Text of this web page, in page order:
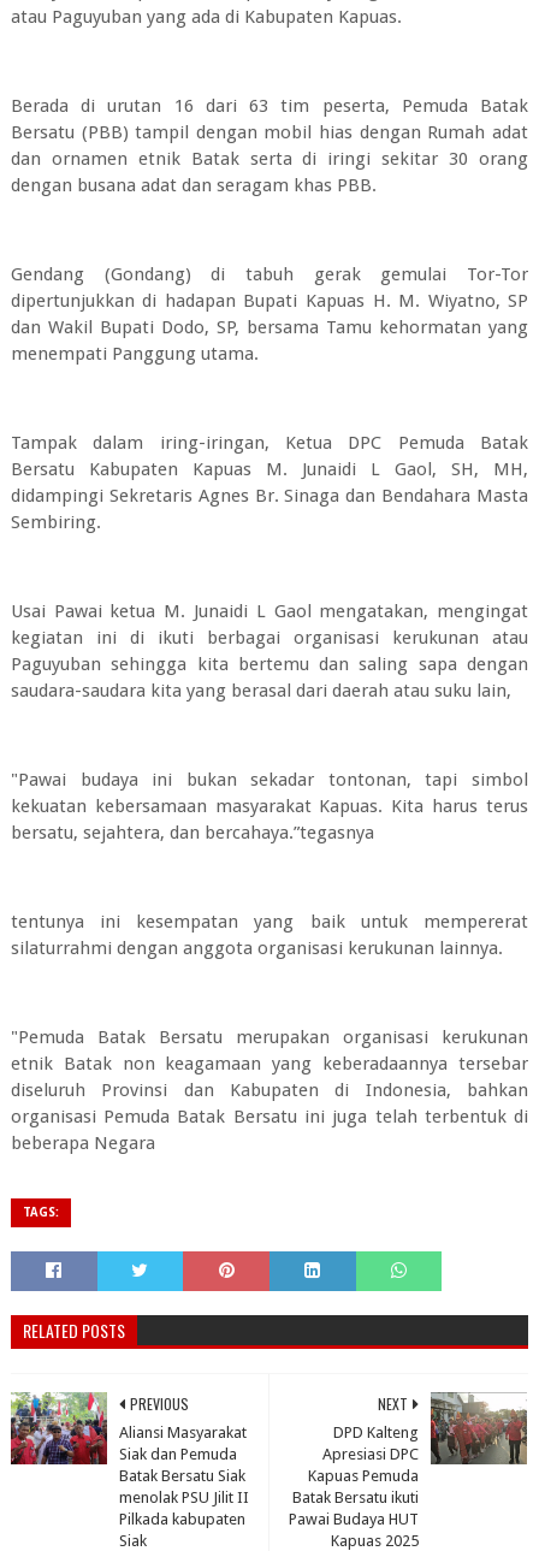
atau Paguyuban yang ada di Kabupaten Kapuas.
Berada di urutan 16 dari 63 tim peserta, Pemuda Batak
Bersatu (PBB) tampil dengan mobil hias dengan Rumah adat
dan ornamen etnik Batak serta di iringi sekitar 30 orang
dengan busana adat dan seragam khas PBB.
Gendang (Gondang) di tabuh gerak gemulai Tor-Tor
dipertunjukkan di hadapan Bupati Kapuas H. M. Wiyatno, SP
dan Wakil Bupati Dodo, SP, bersama Tamu kehormatan yang
menempati Panggung utama.
Tampak dalam iring-iringan, Ketua DPC Pemuda Batak
Bersatu Kabupaten Kapuas M. Junaidi L Gaol, SH, MH,
didampingi Sekretaris Agnes Br. Sinaga dan Bendahara Masta
Sembiring.
Usai Pawai ketua M. Junaidi L Gaol mengatakan, mengingat
kegiatan ini di ikuti berbagai organisasi kerukunan atau
Paguyuban sehingga kita bertemu dan saling sapa dengan
saudara-saudara kita yang berasal dari daerah atau suku lain,
"Pawai budaya ini bukan sekadar tontonan, tapi simbol
kekuatan kebersamaan masyarakat Kapuas. Kita harus terus
bersatu, sejahtera, dan bercahaya.”tegasnya
tentunya ini kesempatan yang baik untuk mempererat
silaturrahmi dengan anggota organisasi kerukunan lainnya.
"Pemuda Batak Bersatu merupakan organisasi kerukunan
etnik Batak non keagamaan yang keberadaannya tersebar
diseluruh Provinsi dan Kabupaten di Indonesia, bahkan
organisasi Pemuda Batak Bersatu ini juga telah terbentuk di
beberapa Negara
TAGS:
RELATED POSTS
NEXT
DPD Kalteng
Apresiasi DPC
Kapuas Pemuda
Batak Bersatu ikuti
Pawai Budaya HUT
Kapuas 2025
PREVIOUS
Aliansi Masyarakat
Siak dan Pemuda
Batak Bersatu Siak
menolak PSU Jilit II
Pilkada kabupaten
Siak